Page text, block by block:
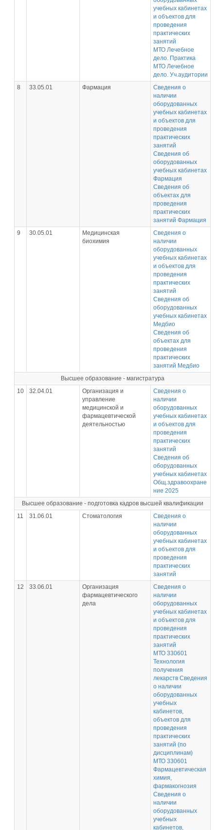
учебных кабинетах
и объектов для
проведения
практических
занятий
МТО Лечебное
дело. Практика
МТО Лечебное
дело. Уч.аудитории
8
33.05.01 Фармация
Сведения о
наличии
оборудованных
учебных кабинетах
и объектов для
проведения
практических
занятий
Сведения об
оборудованных
учебных кабинетах
Фармация
Сведения об
объектах для
проведения
практических
занятий Фармация
9
30.05.01
Медицинская
биохимия
Сведения о
наличии
оборудованных
учебных кабинетах
и объектов для
проведения
практических
занятий
Сведения об
оборудованных
учебных кабинетах
Медбио
Сведения об
объектах для
проведения
практических
занятий Медбио
Высшее образование - магистратура
10
32.04.01
Организация и
управление
медицинской и
фармацевтической
деятельностью
Сведения о
наличии
оборудованных
учебных кабинетах
и объектов для
проведения
практических
занятий
Сведения об
оборудованных
учебных кабинетах
Общ.здравоохране
ние 2025
Высшее образование - подготовка кадров высшей квалификации
11
31.06.01 Стоматология
Сведения о
наличии
оборудованных
учебных кабинетах
и объектов для
проведения
практических
занятий
12
33.06.01
Организация
фармацевтического
дела
Сведения о
наличии
оборудованных
учебных кабинетах
и объектов для
проведения
практических
занятий
МТО 330601
Технология
получения
лекарств Сведения
о наличии
оборудованных
учебных
кабинетов,
объектов для
проведения
практических
занятий (по
дисциплинам)
МТО 330601
Фармацевтическая
химия,
фармакогнозия
Сведения о
наличии
оборудованных
учебных
кабинетов,